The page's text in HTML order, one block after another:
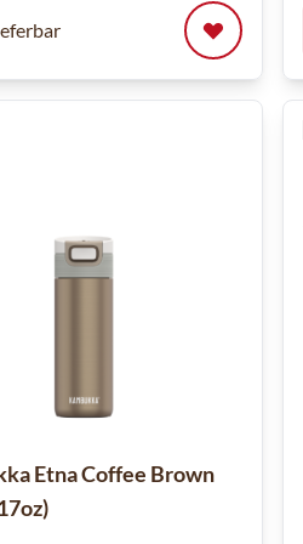
Etna Coffee Brown